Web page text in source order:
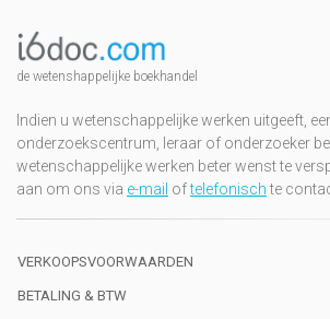
de wetenshappelijke boekhandel
Indien u wetenschappelijke werken uitgeeft,
onderzoekscentrum, leraar of onderzoeker
wetenschappelijke werken beter wenst te
aan om ons via e-mail oftelefonischte
VERKOOPSVOORWAARDEN
BETALING & BTW